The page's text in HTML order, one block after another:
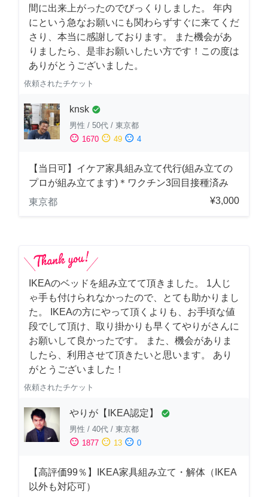
間に出来上がったのでびっくりしました。 年内
にという急なお願いにも関わらずすぐに来てくだ
さり、本当に感謝しております。 また機会があ
りましたら、是非お願いしたい方です！この度は
ありがとうございました。
依頼されたチケット
knsk check_circle
男性 / 50代 / 東京都
sentiment_satisfied 1670 sentiment_neutral 49 sentiment_dissatisfied 4
【当日可】イケア家具組み立て代行(組み立ての
プロが組み立てます)＊ワクチン3回目接種済み
東京都
¥3,000
IKEAのベッドを組み立てて頂きました。 1人じ
ゃ手も付けられなかったので、とても助かりまし
た。 IKEAの方にやって頂くよりも、お手頃な値
段でして頂け、取り掛かりも早くてやりがさんに
お願いして良かったです。 また、機会がありま
したら、利用させて頂きたいと思います。 あり
がとうございました！
依頼されたチケット
やりが【IKEA認定】 check_circle
男性 / 40代 / 東京都
sentiment_satisfied 1877 sentiment_neutral 13 sentiment_dissatisfied 0
【高評価99％】IKEA家具組み立て・解体（IKEA
以外も対応可）